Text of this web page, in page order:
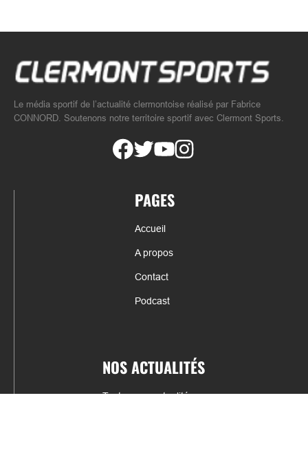
Le média sportif de l’actualité clermontoise réalisé par Fabrice
CONNORD. Soutenons notre territoire sportif avec Clermont Sports.
PAGES
Accueil
A propos
Contact
Podcast
NOS ACTUALITÉS
Toutes nos actualités